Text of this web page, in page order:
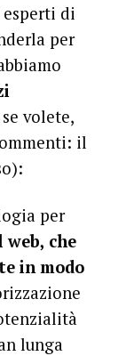
di
per
volete,
il
per
che
in modo
lunga